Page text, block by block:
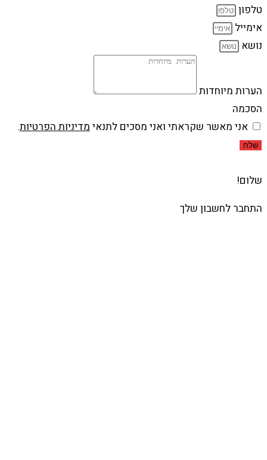
טלפון
אימייל
נושא
הערות מיוחדות
הסכמה
אני מאשר שקראתי ואני מסכים לתנאי מדיניות הפרטיות.
שלח
שלום!
התחבר לחשבון שלך